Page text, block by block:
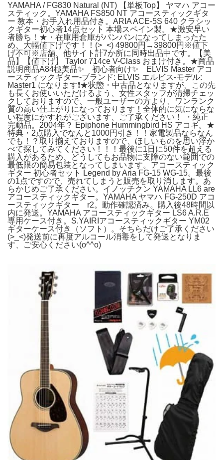
YAMAHA / FG830 Natural (NT) 【単板Top】 ヤマハ アコー
スティック。YAMAHA FS850 NT アコースティックギタ
ー 教本・お手入れ用品付き。ARIA ACE-5S 640 クラシッ
クギター初心者14点セット 本場スペイン製。★激安早い
者勝ち！★・在庫用倉庫がパンパンになってしまったた
め、大幅値下げです！！(>_<) 49800円→39800円※値下
げ不可※店舗、他サイト計7か所に同時出品中です。【美
品】【値下げ】 Taylor 714ce V-Class おまけ付き。★商品
説明商品A84極美品✨ 初心者向け✨ ELVIS Master アコ
ースティックギター-ブランド: ELVIS エルビス-モデル:
Master1 になります❗️★状態・中古品となりますが、この先
も長くお使いいただけるよう、女性スタッフが清掃チェッ
クしておりますので、一般ユーザーの方より、ワンランク
質の高い仕上がりになっております！全体的に気にならな
い程度にかすれがございます、ご了承ください！ ・純正
完動品。2004年？ Epiphone Hummingbird HS アコギ。★
特典・2点購入でなんと1000円引き！！家電製品ならなん
でも！？取り揃えておりますので、ほしいものを思い浮か
べて探してみてください！！！最後に1日に50件を超える
購入があるため、どうしてもお品物に支障のない範囲での
最低限の簡易包装となってしまいます。アコースティック
ギター 初心者セット Legend by Aria FG-15 WG-15。最後
の1点ですので、売れてしまうと販売を取り消します。あ
らかじめご了承ください。イノッチクン YAMAHA LL6 are
アコースティックギター。YAMAHA ヤマハ FG-250D アコ
ースティックギター r2。動作確認済み。購入後48時間以
内に発送。YAMAHA アコースティックギター LS6 A.R.E
専用ケース付き。S.YAIRIアコースティックギター YM02
ギターケース付き（ソフト）。そちらだけご了承ください
(>_<)発送前に再度アルコール消毒をして発送となりま
す、ご安心ください(o^^o)